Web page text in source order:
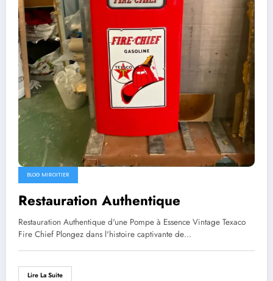
BLOG MIROITIER
Restauration Authentique
Restauration Authentique d'une Pompe à Essence Vintage Texaco
Fire Chief Plongez dans l'histoire captivante de…
Lire La Suite